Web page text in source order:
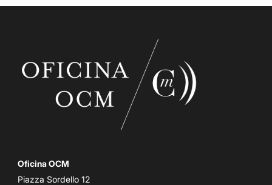
Oficina OCM
Piazza Sordello 12